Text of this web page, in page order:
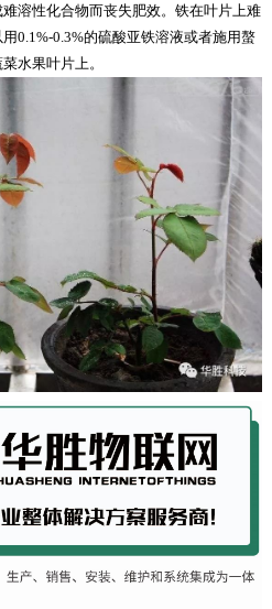
溶性化合物而丧失肥效。铁在叶片上难
0.1%-0.3%的硫酸亚铁溶液或者施用螯
水果叶片上。